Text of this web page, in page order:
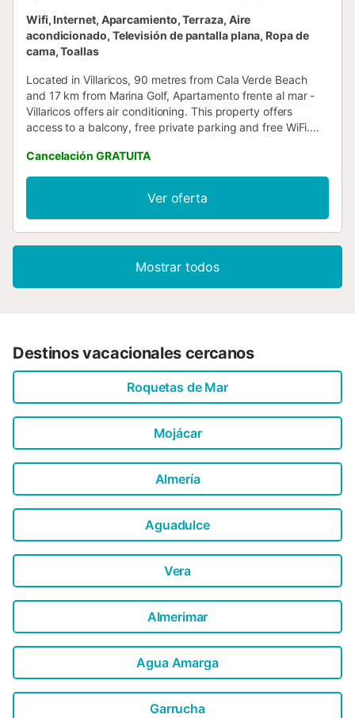
Wifi, Internet, Aparcamiento, Terraza, Aire
acondicionado, Televisión de pantalla plana, Ropa de
cama, Toallas
Located in Villaricos, 90 metres from Cala Verde Beach
and 17 km from Marina Golf, Apartamento frente al mar -
Villaricos offers air conditioning. This property offers
access to a balcony, free private parking and free WiFi....
Cancelación GRATUITA
Ver oferta
Mostrar todos
Destinos vacacionales cercanos
Roquetas de Mar
Mojácar
Almería
Aguadulce
Vera
Almerimar
Agua Amarga
Garrucha